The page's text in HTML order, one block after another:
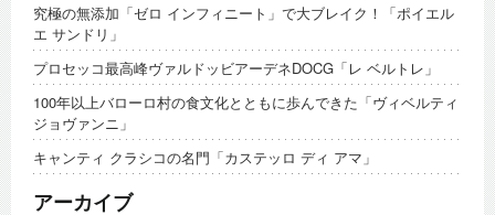
究極の無添加「ゼロ インフィニート」で大ブレイク！「ポイエル
エ サンドリ」
プロセッコ最高峰ヴァルドッビアーデネDOCG「レ ベルトレ」
100年以上バローロ村の食文化とともに歩んできた「ヴィベルティ
ジョヴァンニ」
キャンティ クラシコの名門「カステッロ ディ アマ」
アーカイブ